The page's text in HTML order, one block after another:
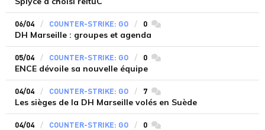
06/04 COUNTER-STRIKE: GO 0 commentaires
DH Marseille : groupes et agenda
05/04 COUNTER-STRIKE: GO 0 commentaires
ENCE dévoile sa nouvelle équipe
04/04 COUNTER-STRIKE: GO 7 commentaires
Les sièges de la DH Marseille volés en Suède
04/04 COUNTER-STRIKE: GO 0 commentaires